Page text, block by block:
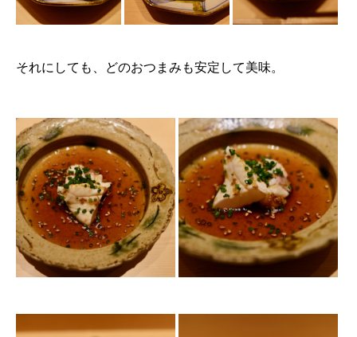
それにしても、どのおつまみも安定して美味。